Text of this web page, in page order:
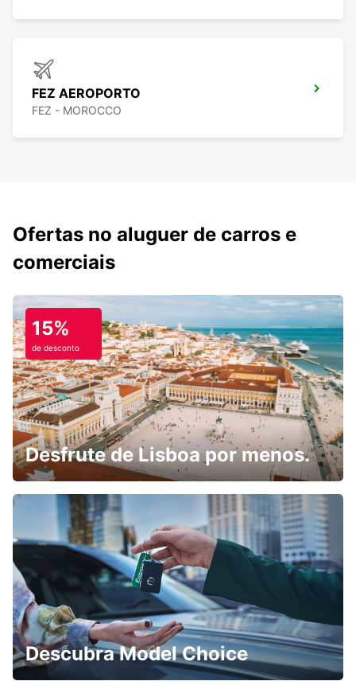
FEZ AEROPORTO
FEZ - MOROCCO
Ofertas no aluguer de carros e
comerciais
15%
de desconto
Desfrute de Lisboa por menos.
Descubra Model Choice